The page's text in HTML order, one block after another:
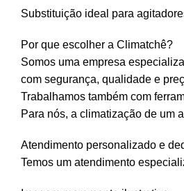
Substituição ideal para
Por que escolher a Climatchê?
Somos uma empresa
com segurança, qualidade e
Trabalhamos também com
Para nós, a climatização de um
Atendimento personalizado e
Temos um atendimento